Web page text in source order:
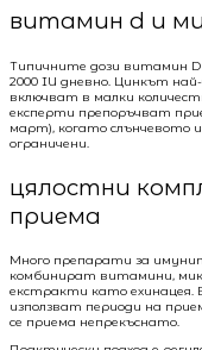
витамин d и
Типичните дози витамин D
2000 IU дневно. Цинкът
включват в малки
експерти препоръчват
март), когато слънчевото
ограничени.
цялостни
приема
Много препарати за
комбинират витамини,
екстракти като ехинацея.
използват периоди на
се приема непрекъснато.